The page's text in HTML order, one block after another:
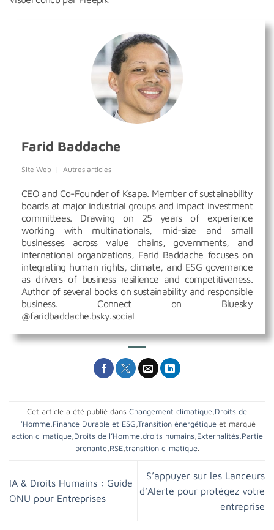
Farid Baddache
Site Web | Autres articles
CEO and Co-Founder of Ksapa. Member of sustainability
boards at major industrial groups and impact investment
committees. Drawing on 25 years of experience
working with multinationals, mid-size and small
businesses across value chains, governments, and
international organizations, Farid Baddache focuses on
integrating human rights, climate, and ESG governance
as drivers of business resilience and competitiveness.
Author of several books on sustainability and responsible
business. Connect on Bluesky
@faridbaddache.bsky.social
Cet article a été publié dans Changement climatique Droits de
l'Homme, Finance Durable et ESG Transition énergétiqueet marqué
action climatique, Droits de l’Homme, droits humains Externalités Partie
prenante, RSE, transition climatique.
IA & Droits Humains : Guide
ONU pour Entreprises
S’appuyer sur les Lanceurs
d’Alerte pour protégez votre
entreprise